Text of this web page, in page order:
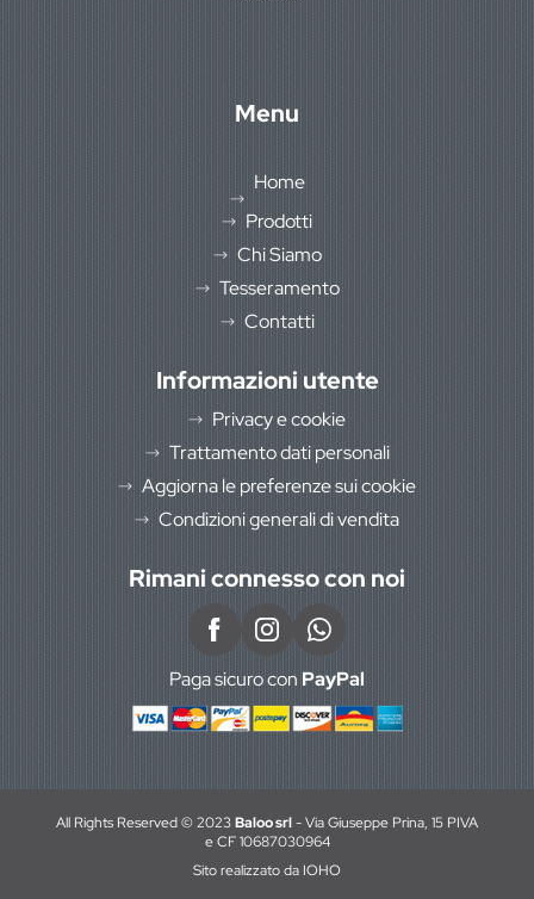
Menu
Home
Prodotti
Chi Siamo
Tesseramento
Contatti
Informazioni utente
Privacy e cookie
Trattamento dati personali
Aggiorna le preferenze sui cookie
Condizioni generali di vendita
Rimani connesso con noi
Paga sicuro con PayPal
All Rights Reserved © 2023Baloo srl- Via Giuseppe Prina, 15 PIVA
e CF 10687030964
Sito realizzato da IOHO